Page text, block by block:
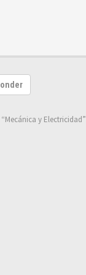
y Electricidad”